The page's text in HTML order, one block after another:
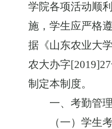
学院各项活动顺
施，学生应严格
据《山东农业大
农大办字[2019]27
制定本制度。
一、考勤管理
（一）学生